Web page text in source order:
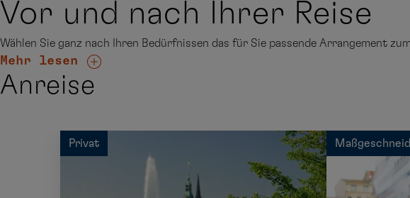
Vor und nach Ihrer Reise
Wählen Sie ganz nach Ihren Bedürfnissen das für Sie passende Arrangement
Mehr lesen
Anreise
Privat